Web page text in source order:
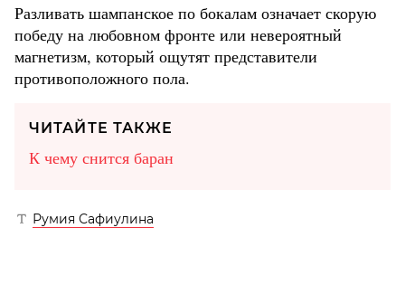
Разливать шампанское по бокалам означает скорую
победу на любовном фронте или невероятный
магнетизм, который ощутят представители
противоположного пола.
ЧИТАЙТЕ ТАКЖЕ
К чему снится баран
Румия Сафиулина